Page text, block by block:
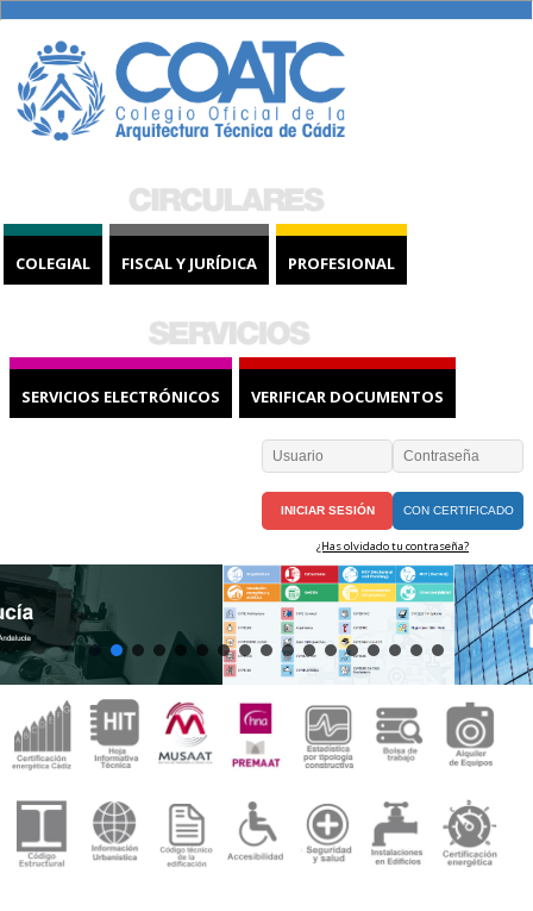
COLEGIAL FISCAL Y JURÍDICA PROFESIONAL
SERVICIOS ELECTRÓNICOS VERIFICAR DOCUMENTOS
CON CERTIFICADO
¿Has olvidado tu contraseña?